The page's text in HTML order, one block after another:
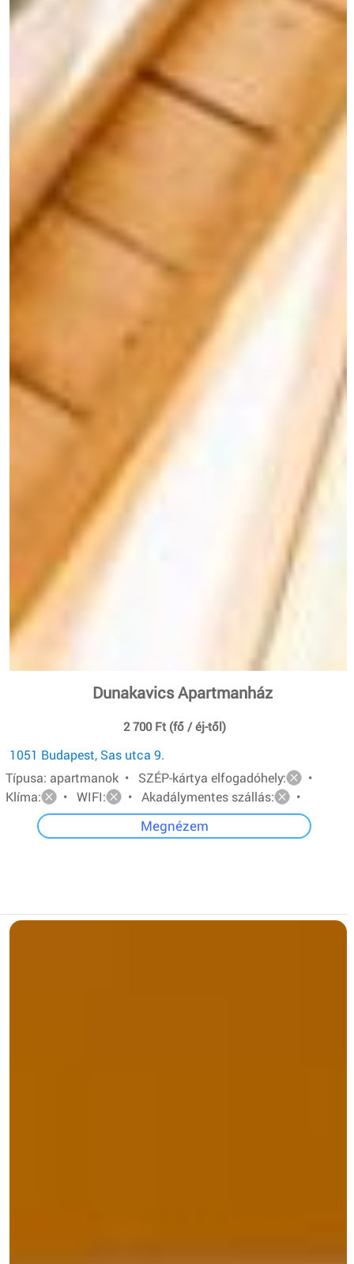
Dunakavics Apartmanház
2 700 Ft (fő / éj-től)
1051 Budapest, Sas utca 9.
Típusa: apartmanok • SZÉP-kártya elfogadóhely:
•
Klíma:
• WIFI: • Akadálymentes szállás: •
Megnézem